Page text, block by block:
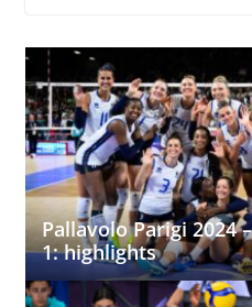
Pallavolo Parigi 2024
1: highlights